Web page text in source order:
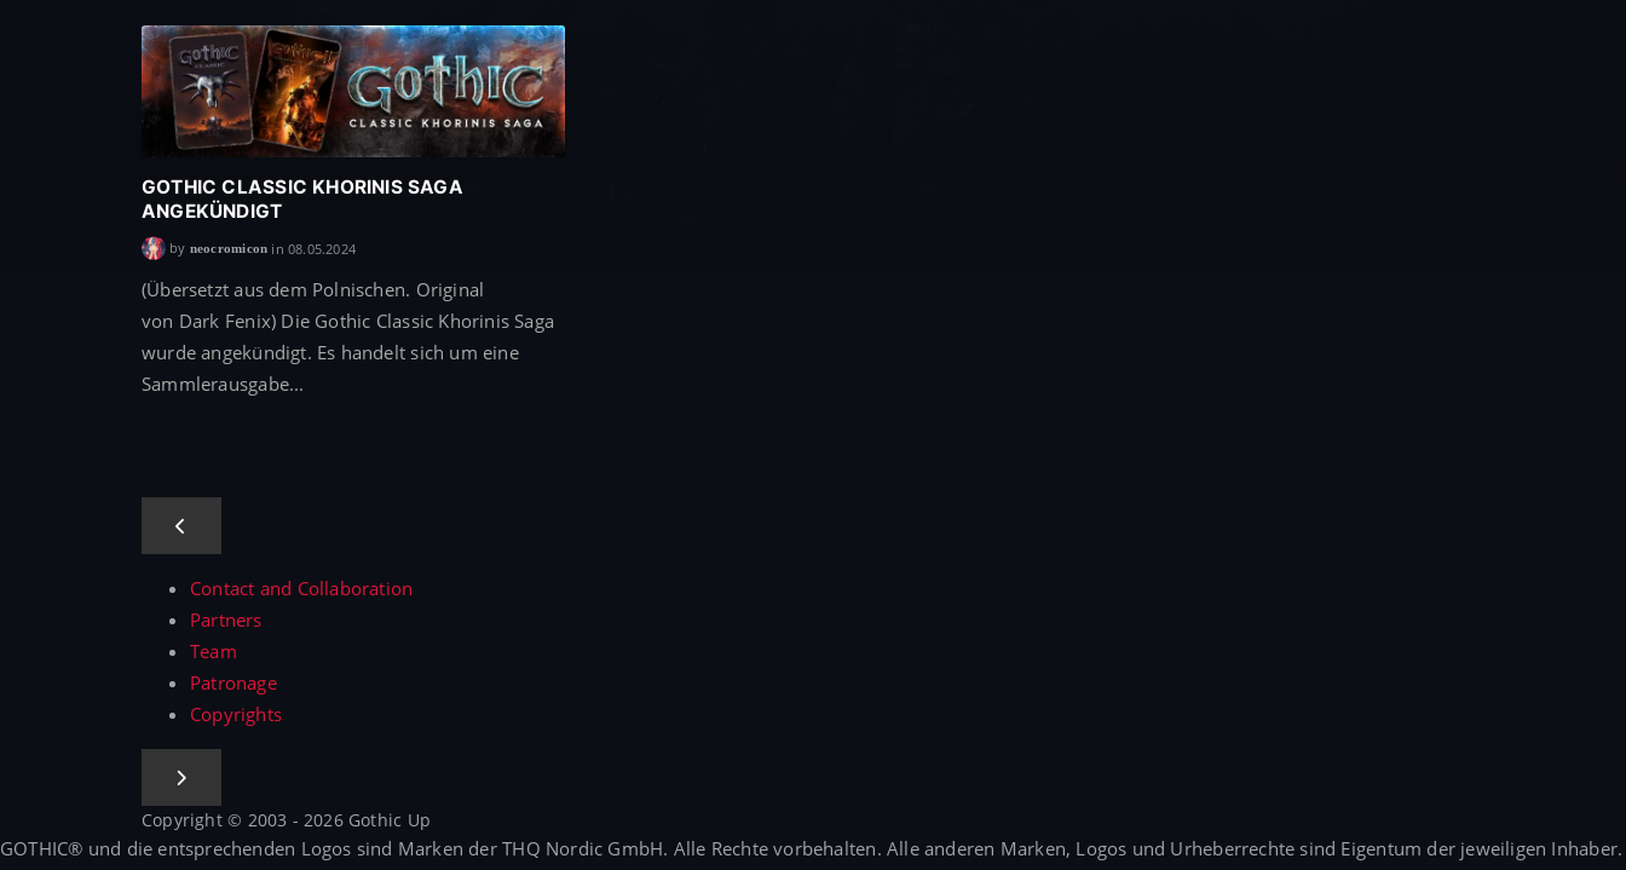
GOTHIC CLASSIC KHORINIS SAGA
ANGEKÜNDIGT
by neocromicon in 08.05.2024
(Übersetzt aus dem Polnischen. Original
von Dark Fenix) Die Gothic Classic Khorinis Saga
wurde angekündigt. Es handelt sich um eine
Sammlerausgabe...
Contact and Collaboration
Partners
Team
Patronage
Copyrights
Copyright © 2003 - 2026 Gothic Up
GOTHIC® und die entsprechenden Logos sind Marken der THQ Nordic GmbH. Alle Rechte vorbehalten. Alle anderen Marken, Logos und Urheberrechte sind Eigentum der jeweiligen Inhaber.